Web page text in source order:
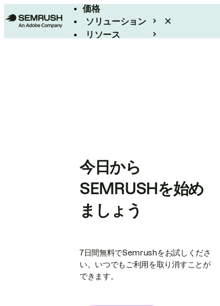
価格
ソリューション
リソース
今日から
SEMRUSHを始め
ましょう
7日間無料でSemrushをお試しくださ
い。いつでもご利用を取り消すことが
できます。